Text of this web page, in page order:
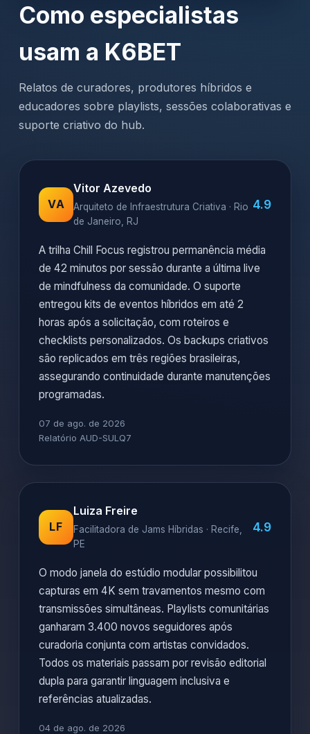
Como especialistas
usam a K6BET
Relatos de curadores, produtores híbridos e
educadores sobre playlists, sessões colaborativas e
suporte criativo do hub.
VA
Vitor Azevedo
Arquiteto de Infraestrutura Criativa · Rio
de Janeiro, RJ
4.9
A trilha Chill Focus registrou permanência média
de 42 minutos por sessão durante a última live
de mindfulness da comunidade. O suporte
entregou kits de eventos híbridos em até 2
horas após a solicitação, com roteiros e
checklists personalizados. Os backups criativos
são replicados em três regiões brasileiras,
assegurando continuidade durante manutenções
programadas.
07 de ago. de 2026
Relatório AUD-SULQ7
LF
Luiza Freire
Facilitadora de Jams Híbridas · Recife,
PE
4.9
O modo janela do estúdio modular possibilitou
capturas em 4K sem travamentos mesmo com
transmissões simultâneas. Playlists comunitárias
ganharam 3.400 novos seguidores após
curadoria conjunta com artistas convidados.
Todos os materiais passam por revisão editorial
dupla para garantir linguagem inclusiva e
referências atualizadas.
04 de ago. de 2026